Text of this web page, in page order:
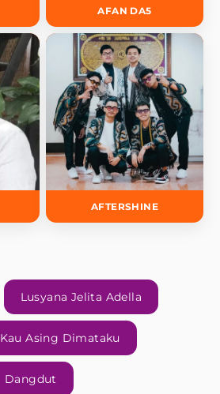
AFAN DA5
AFTERSHINE
Lusyana Jelita Adella
Kau Asing Dimataku
Dangdut